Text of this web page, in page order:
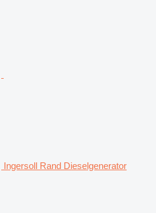
Ingersoll Rand Dieselgenerator